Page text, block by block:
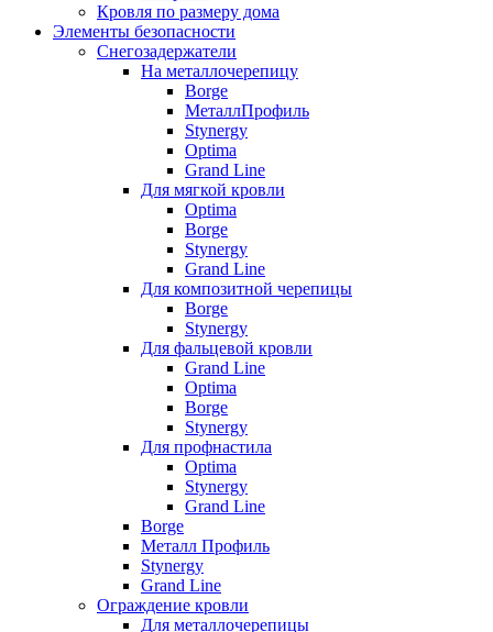
Кровля по размеру дома
Элементы безопасности
Снегозадержатели
На металлочерепицу
Borge
МеталлПрофиль
Stynergy
Optima
Grand Line
Для мягкой кровли
Optima
Borge
Stynergy
Grand Line
Для композитной черепицы
Borge
Stynergy
Для фальцевой кровли
Grand Line
Optima
Borge
Stynergy
Для профнастила
Optima
Stynergy
Grand Line
Borge
Металл Профиль
Stynergy
Grand Line
Ограждение кровли
Для металлочерепицы